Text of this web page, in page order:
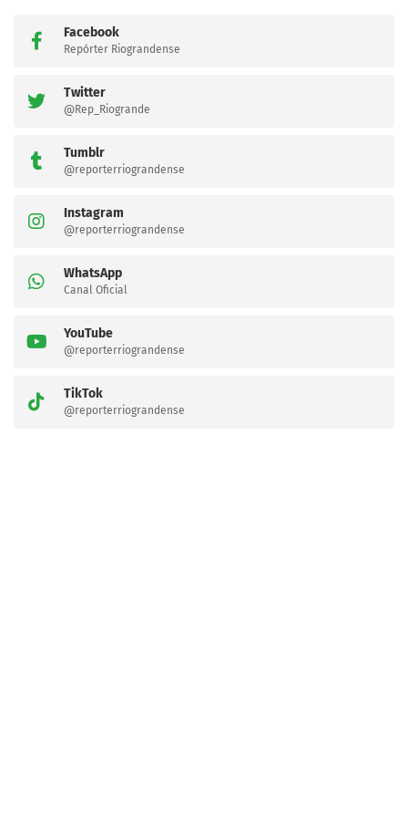
Facebook
Repórter Riograndense
Twitter
@Rep_Riogrande
Tumblr
@reporterriograndense
Instagram
@reporterriograndense
WhatsApp
Canal Oficial
YouTube
@reporterriograndense
TikTok
@reporterriograndense